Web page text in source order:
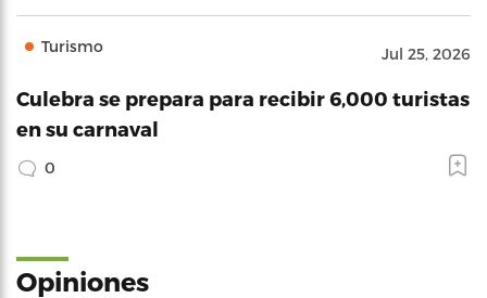
Turismo Jul 25, 2026
Culebra se prepara para recibir 6,000 turistas
en su carnaval
0
Opiniones